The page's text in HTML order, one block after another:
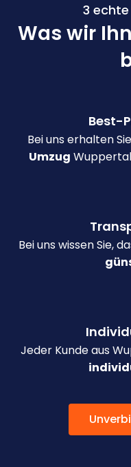
3
Was wir
Best-
Bei uns erhalten
Umzug
Bei uns wissen Sie,
Jeder Kunde aus